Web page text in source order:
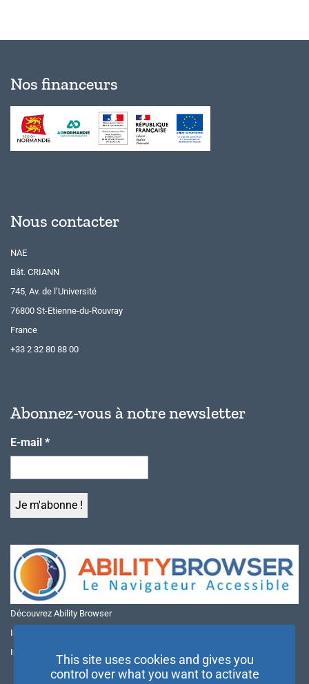
Nos financeurs
Nous contacter
NAE
Bât. CRIANN
745, Av. de l’Université
76800 St-Etienne-du-Rouvray
France
+33 2 32 80 88 00
Abonnez-vous à notre newsletter
E-mail *
Découvrez Ability Browser
Installer Ability Browser sur Windows
Installer Ability Browser sur Mac
This site uses cookies and gives you
control over what you want to activate